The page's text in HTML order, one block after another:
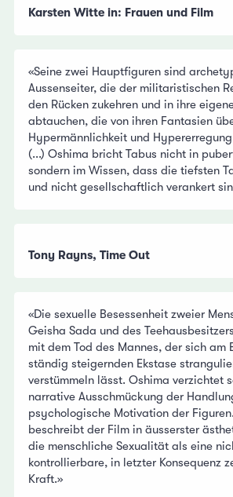
Karsten Witte in: Frauen und Film
«Seine zwei Hauptfiguren sind
Aussenseiter, die der militaristischen
den Rücken zukehren und in ihre
abtauchen, die von ihren Fantasien
Hypermännlichkeit und
(...) Oshima bricht Tabus nicht in
sondern im Wissen, dass die tiefsten
und nicht gesellschaftlich verankert
Tony Rayns, Time Out
«Die sexuelle Besessenheit zweier
Geisha Sada und des
mit dem Tod des Mannes, der sich am
ständig steigernden Ekstase
verstümmeln lässt. Oshima verzichtet
narrative Ausschmückung der
psychologische Motivation der
beschreibt der Film in äusserster
die menschliche Sexualität als eine
kontrollierbare, in letzter Konsequenz
Kraft.»